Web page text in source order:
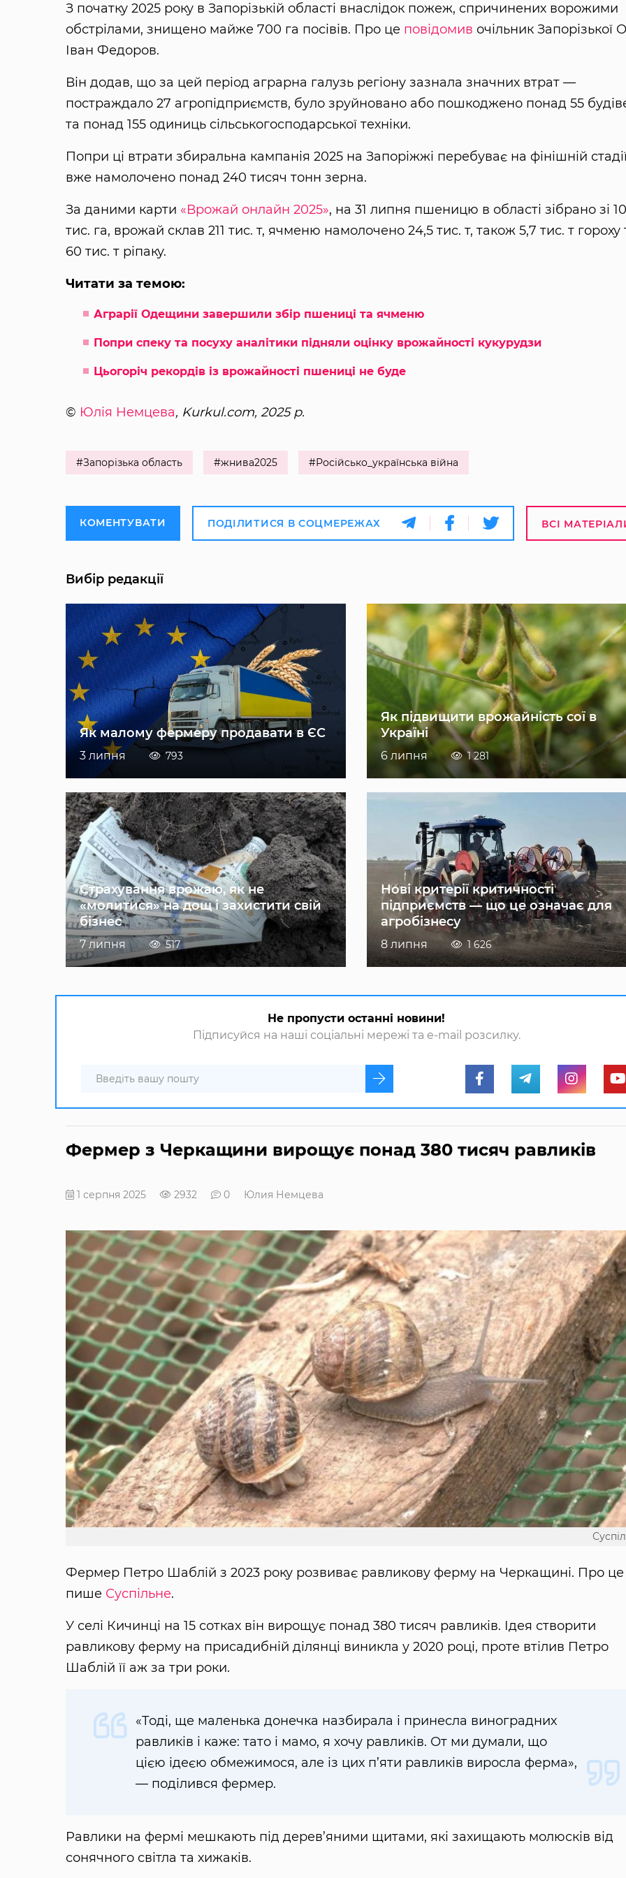
З початку 2025 року в Запорізькій області внаслідок пожеж, спричинених ворожими
обстрілами, знищено майже 700 га посівів. Про це повідомив очільник Запорізької
Іван Федоров.
Він додав, що за цей період аграрна галузь регіону зазнала значних втрат —
постраждало 27 агропідприємств, було зруйновано або пошкоджено понад 55
та понад 155 одиниць сільськогосподарської техніки.
Попри ці втрати збиральна кампанія 2025 на Запоріжжі перебуває на фінішній
вже намолочено понад 240 тисяч тонн зерна.
За даними карти «Врожай онлайн 2025», на 31 липня пшеницю в області зібрано зі
тис. га, врожай склав 211 тис. т, ячменю намолочено 24,5 тис. т, також 5,7 тис. т гороху
60 тис. т ріпаку.
Читати за темою:
Аграрії Одещини завершили збір пшениці та ячменю
Попри спеку та посуху аналітики підняли оцінку врожайності кукурудзи
Цьогоріч рекордів із врожайності пшениці не буде
© Юлія Немцева, Kurkul.com, 2025 р.
#Запорізька область #жнива2025 #Російсько_українська війна
КОМЕНТУВАТИ ПОДІЛИТИСЯ В СОЦМЕРЕЖАХ ВСІ
Вибір редакції
Як малому фермеру продавати в ЄС
3 липня 793
Як підвищити врожайність сої в
Україні
6 липня 1 281
Страхування врожаю, як не
«молитися» на дощ і захистити свій
бізнес
7 липня 517
Нові критерії критичності
підприємств — що це означає для
агробізнесу
8 липня 1 626
Не пропусти останні новини!
Підписуйся на наші соціальні мережі та e-mail розсилку.
Фермер з Черкащини вирощує понад 380 тисяч равликів
1 серпня 2025 2932 0 Юлия Немцева
Фермер Петро Шаблій з 2023 року розвиває равликову ферму на Черкащині. Про це
пише Суспільне.
У селі Кичинці на 15 сотках він вирощує понад 380 тисяч равликів. Ідея створити
равликову ферму на присадибній ділянці виникла у 2020 році, проте втілив Петро
Шаблій її аж за три роки.
«Тоді, ще маленька донечка назбирала і принесла виноградних
равликів і каже: тато і мамо, я хочу равликів. От ми думали, що
цією ідеєю обмежимося, але із цих п’яти равликів виросла ферма»,
— поділився фермер.
Равлики на фермі мешкають під дерев’яними щитами, які захищають молюсків від
сонячного світла та хижаків.